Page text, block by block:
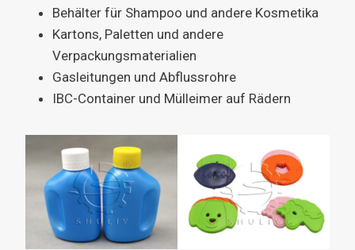
Behälter für Shampoo und andere Kosmetika
Kartons, Paletten und andere
Verpackungsmaterialien
Gasleitungen und Abflussrohre
IBC-Container und Mülleimer auf Rädern